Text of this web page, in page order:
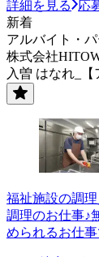
詳細を見る
応
新着
アルバイト・パ
株式会社
入曽 はなれ_
福祉施設の調
調理のお仕事♪
められるお仕